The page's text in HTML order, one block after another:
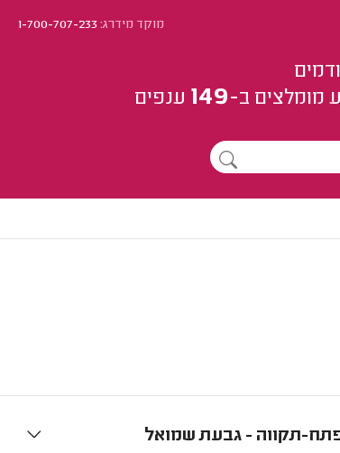
מוקד מידרג:1-700-707-233
מומלצים ב-149 ענפים
תקווה - גבעת שמואל